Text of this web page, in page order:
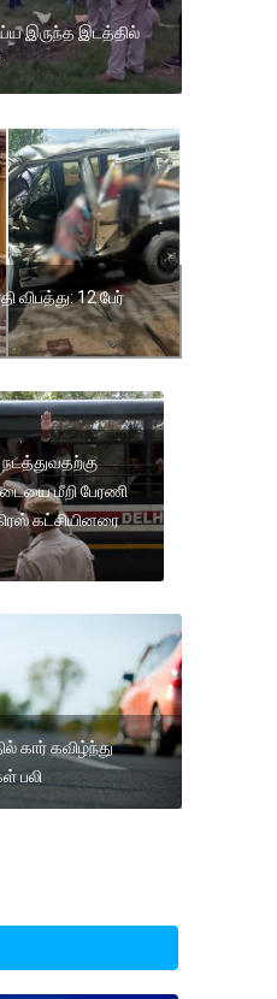
இருந்த இடத்தில்
விபத்து: 12 பேர்
மீறி பேரணி
கட்சியினரை
கார் கவிழ்ந்து
பலி